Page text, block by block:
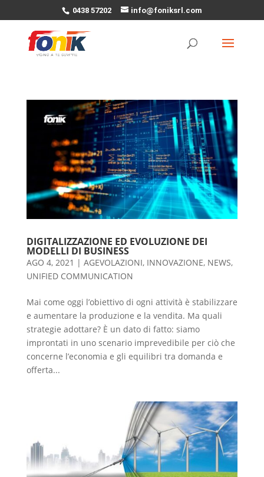
0438 57202 info@foniksrl.com
DIGITALIZZAZIONE ED EVOLUZIONE DEI
MODELLI DI BUSINESS
AGO 4, 2021 | AGEVOLAZIONI, INNOVAZIONE, NEWS,
UNIFIED COMMUNICATION
Mai come oggi l’obiettivo di ogni attività è stabilizzare
e aumentare la produzione e la vendita. Ma quali
strategie adottare? È un dato di fatto: siamo
improntati in uno scenario imprevedibile per ciò che
concerne l’economia e gli equilibri tra domanda e
offerta...